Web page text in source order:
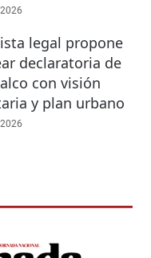
legal propone
declaratoria de
con visión
y plan urbano